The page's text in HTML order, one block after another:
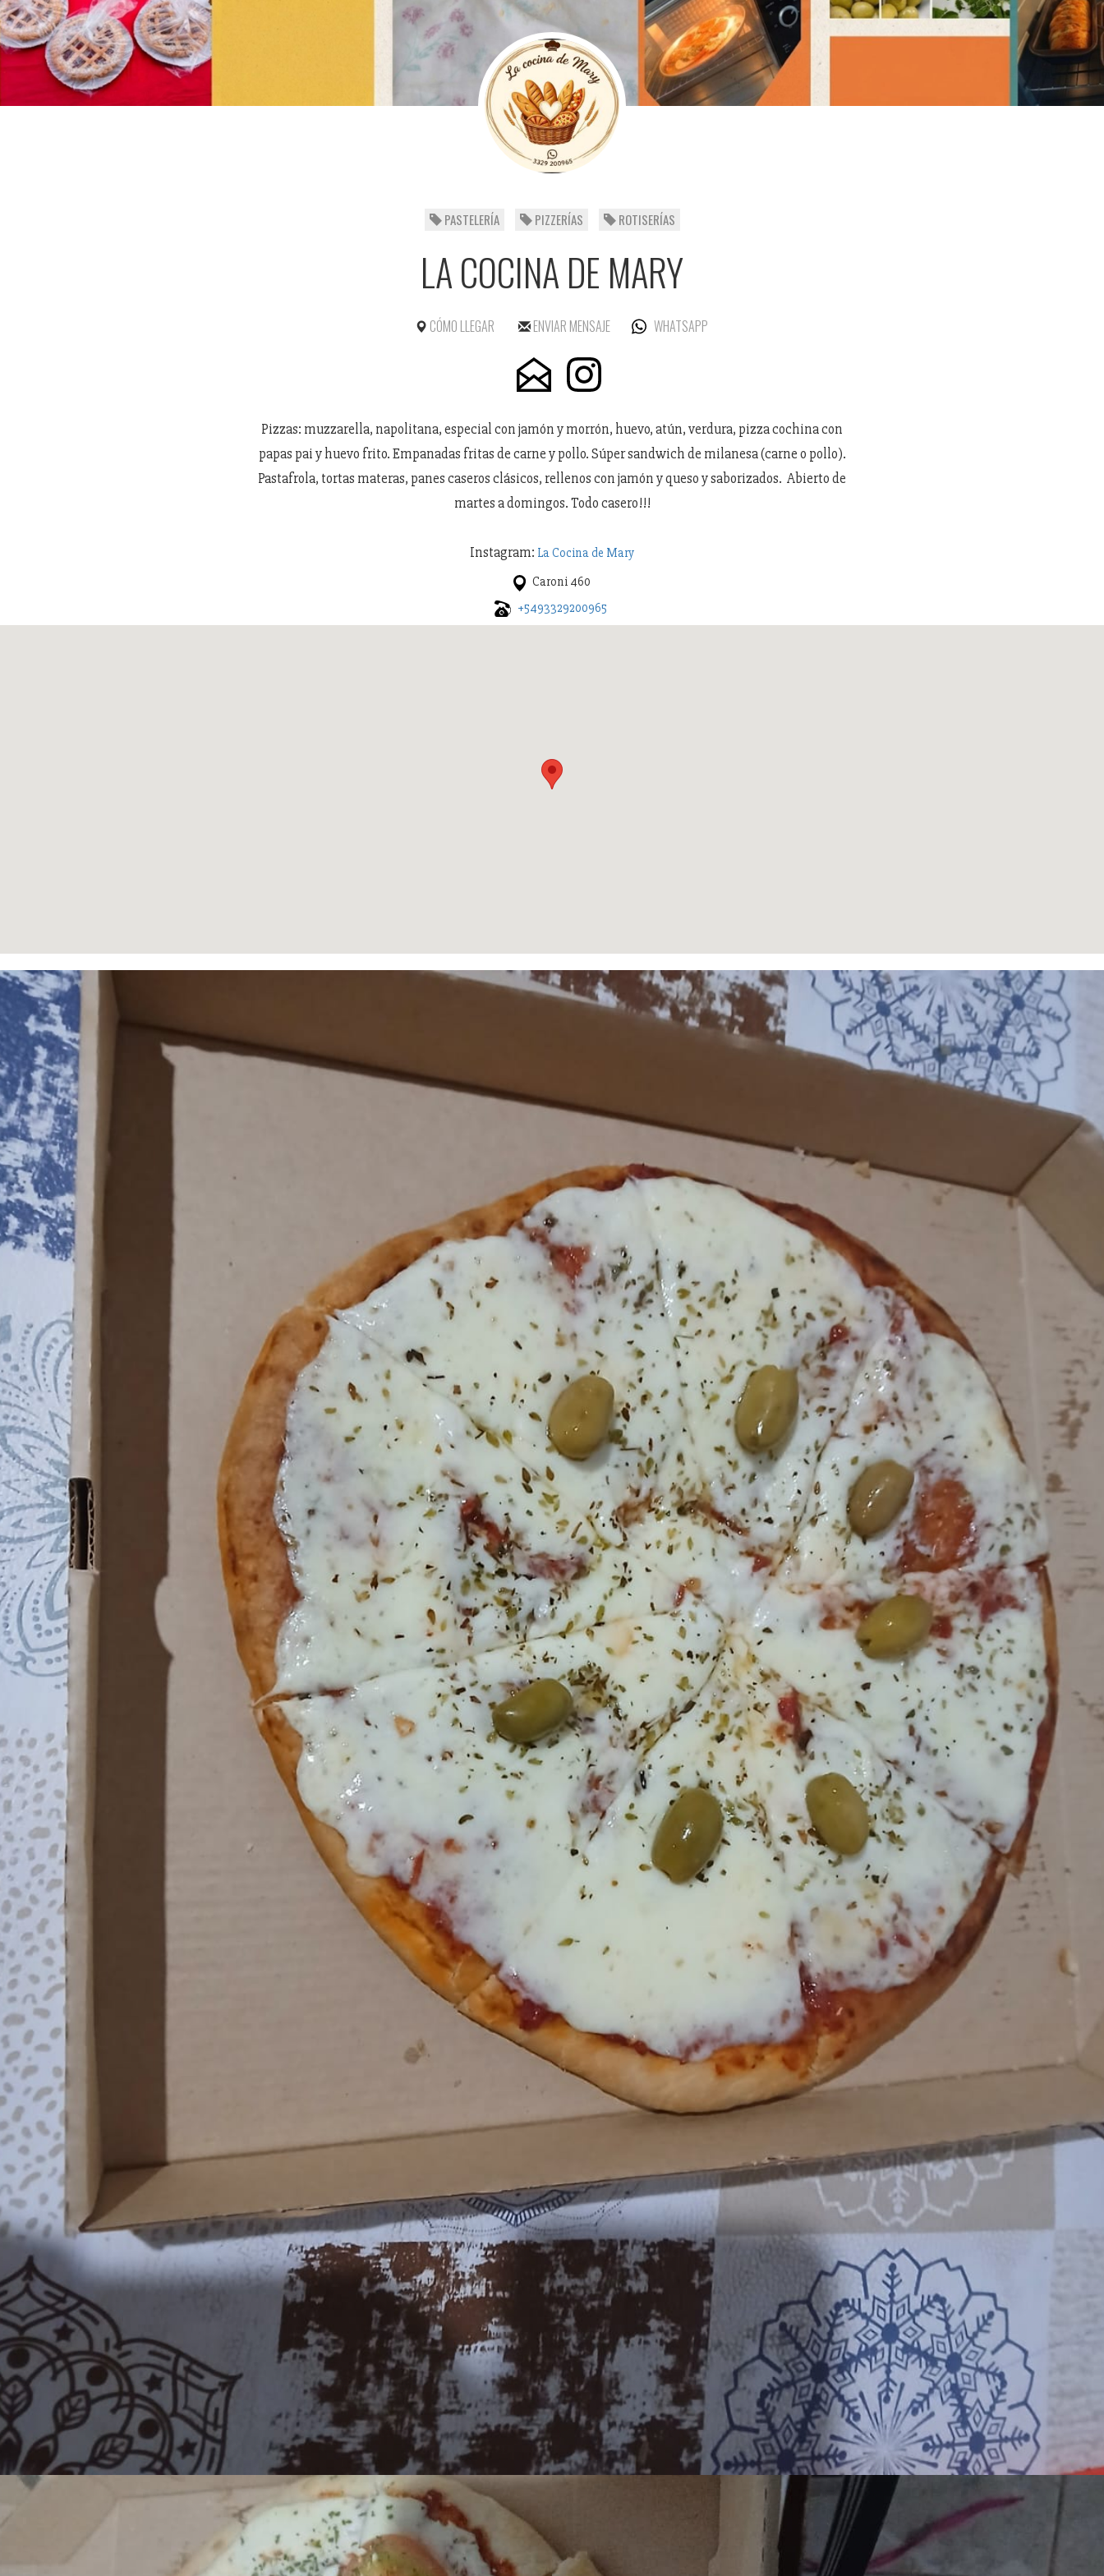
PASTELERÍA PIZZERÍAS ROTISERÍAS
LA COCINA DE MARY
CÓMO LLEGAR ENVIAR MENSAJE WHATSAPP
Pizzas: muzzarella, napolitana, especial con jamón y morrón, huevo, atún, verdura, pizza cochina con
papas pai y huevo frito. Empanadas fritas de carne y pollo. Súper sandwich de milanesa (carne o pollo).
Pastafrola, tortas materas, panes caseros clásicos, rellenos con jamón y queso y saborizados. Abierto de
martes a domingos. Todo casero!!!
Instagram: La Cocina de Mary
Caroni 460
+5493329200965